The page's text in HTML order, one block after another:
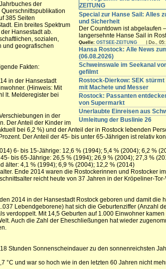
Special zur Hanse Sail: Alles
und Sicherheit
Der Countdown ist abgelaufen
langersehnte Hanse Sail in
Besucher werden in den
freuen sich auf die maritimen
Innenstadt,...
Quelle: OSTSEE-ZEITUNG | Do.,
Hansa Rostock: Alle News
(06.08.2026)
Schweinswale im Seekanal
gefilmt
Rostock-Dierkow: SEK stürmt
mit Machete und Messer
Rostock: Passanten
von Supermarkt
Unerlaubte Einreisen aus
Umleitung der Buslinie 26
der
385 Seiten
Ein breites Spektrum
Hansestadt ab.
sozialen,
und geografischen
Fakten:
in der Hansestadt
(Hinweis: Mit
lt. Melderegister bei
in der
Der Anteil der Kinder im
bei 6,2 %) und der Anteil der in Rostock lebenden
Der Anteil der 45- bis unter 65-Jährigen ist relativ
6- bis 15-Jährige: 12,6 % (1994); 5,4 % (2004); 6,2 %
bis 65-Jährige: 26,5 % (1994); 26,9 % (2004); 27,3 %
älter: 4,1 % (1994); 6,9 % (2004); 12,2 % (2014)
Ende 2014 waren die Rostockerinnen und Rostocker
reicht heute von 37 Jahren in der Kröpeliner-
2014 in der Hansestadt Rostock geboren und damit die
Lebendgeborene) hat sich die Geburtenziffer (Anzahl
verdoppelt. Mit 14,5 Geburten auf 1.000 Einwohner
Auch die Zahl der Eheschließungen hat wieder
Stunden Sonnenscheindauer zu den sonnenreichsten
°C und war so hoch wie in den letzten 60 Jahren nicht